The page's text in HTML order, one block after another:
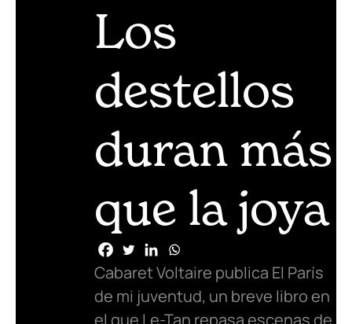
Los
destellos
duran más
que la joya
Cabaret Voltaire publica El París
de mi juventud, un breve libro en
el que Le-Tan repasa escenas de